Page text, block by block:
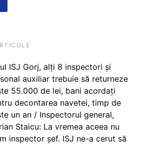
ISJ Gorj, alți 8 inspectori și
auxiliar trebuie să returneze
55.000 de lei, bani acordați
decontarea navetei, timp de
un an / Inspectorul general,
Staicu: La vremea aceea nu
inspector șef. ISJ ne-a cerut să